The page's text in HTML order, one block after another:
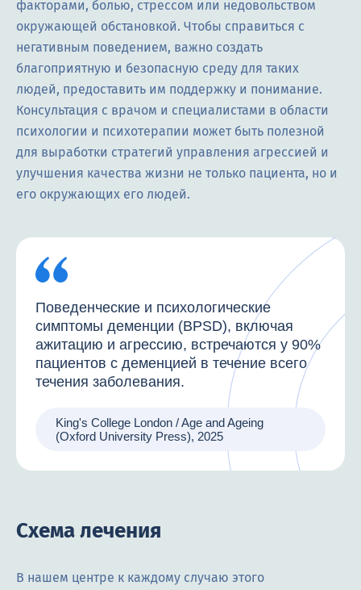
факторами, болью, стрессом или недовольством
окружающей обстановкой. Чтобы справиться с
негативным поведением, важно создать
благоприятную и безопасную среду для таких
людей, предоставить им поддержку и понимание.
Консультация с врачом и специалистами в области
психологии и психотерапии может быть полезной
для выработки стратегий управления агрессией и
улучшения качества жизни не только пациента, но и
его окружающих его людей.
Поведенческие и психологические
симптомы деменции (BPSD), включая
ажитацию и агрессию, встречаются у 90%
пациентов с деменцией в течение всего
течения заболевания.
King's College London / Age and Ageing
(Oxford University Press), 2025
Схема лечения
В нашем центре к каждому случаю этого